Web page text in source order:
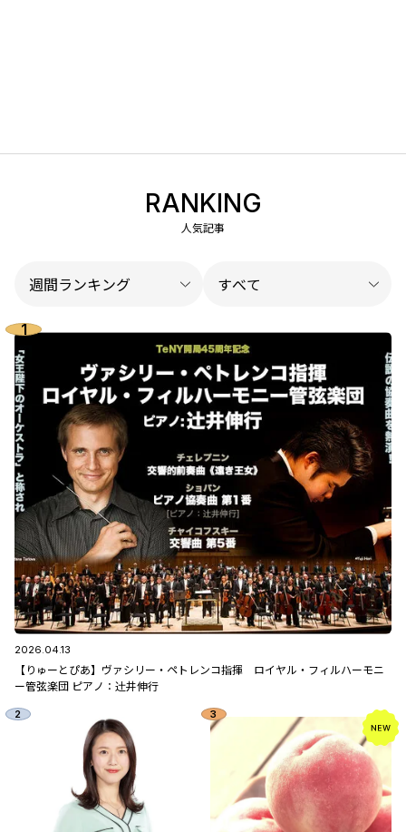
RANKING
人気記事
2026.04.13
【りゅーとぴあ】ヴァシリー・ペトレンコ指揮 ロイヤル・フィルハーモニ
ー管弦楽団 ピアノ：辻󠄀井伸行